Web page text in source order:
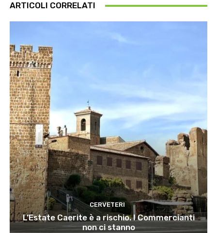
ARTICOLI CORRELATI
CERVETERI
L’Estate Caerite è a rischio. I Commercianti
non ci stanno